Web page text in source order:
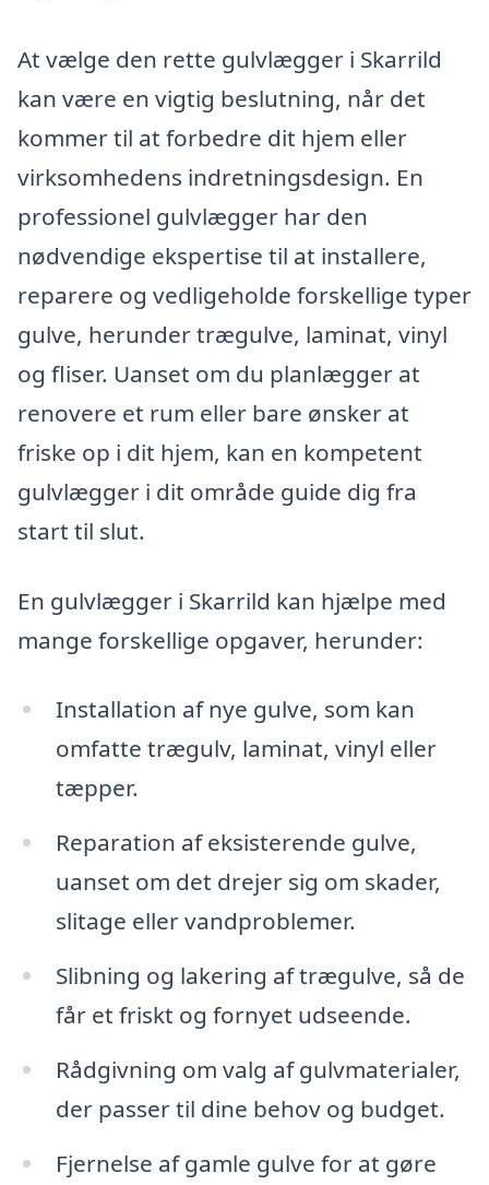
At vælge den rette gulvlægger i Skarrild
kan være en vigtig beslutning, når det
kommer til at forbedre dit hjem eller
virksomhedens indretningsdesign. En
professionel gulvlægger har den
nødvendige ekspertise til at installere,
reparere og vedligeholde forskellige typer
gulve, herunder trægulve, laminat, vinyl
og fliser. Uanset om du planlægger at
renovere et rum eller bare ønsker at
friske op i dit hjem, kan en kompetent
gulvlægger i dit område guide dig fra
start til slut.
En gulvlægger i Skarrild kan hjælpe med
mange forskellige opgaver, herunder:
Installation af nye gulve, som kan
omfatte trægulv, laminat, vinyl eller
tæpper.
Reparation af eksisterende gulve,
uanset om det drejer sig om skader,
slitage eller vandproblemer.
Slibning og lakering af trægulve, så de
får et friskt og fornyet udseende.
Rådgivning om valg af gulvmaterialer,
der passer til dine behov og budget.
Fjernelse af gamle gulve for at gøre